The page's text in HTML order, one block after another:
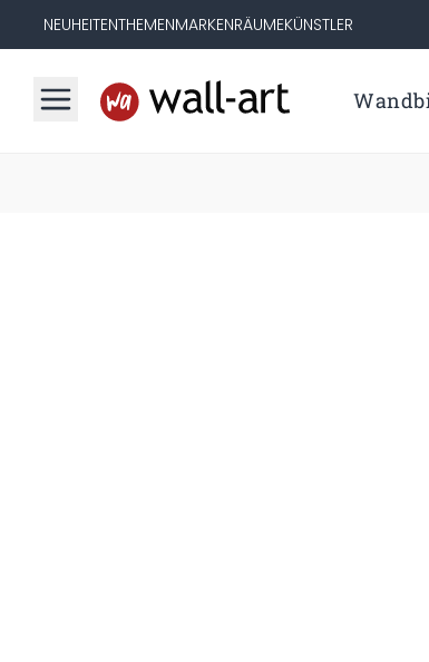
NEUHEITENTHEMENMARKENRÄUMEKÜNSTLER